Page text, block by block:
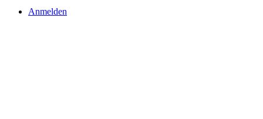
Anmelden